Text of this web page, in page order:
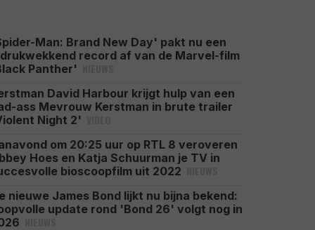
Man: Brand New Day' pakt nu een
record af van de Marvel-film
Panther'
David Harbour krijgt hulp van een
ass Mevrouw Kerstman in brute trailer
Night 2'
om 20:25 uur op RTL 8 veroveren
Hoes en Katja Schuurman je TV in
bioscoopfilm uit 2022
nieuwe James Bond lijkt nu bijna bekend:
update rond 'Bond 26' volgt nog in